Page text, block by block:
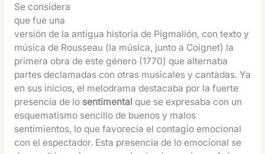
Se considera
que fue una
versión de la antigua historia de Pigmalión, con texto y
música de Rousseau (la música, junto a Coignet) la
primera obra de este género (1770) que alternaba
partes declamadas con otras musicales y cantadas. Ya
en sus inicios, el melodrama destacaba por la fuerte
presencia de lo sentimentalque se expresaba con un
esquematismo sencillo de buenos y malos
sentimientos, lo que favorecía el contagio emocional
con el espectador. Esta presencia de lo emocional se